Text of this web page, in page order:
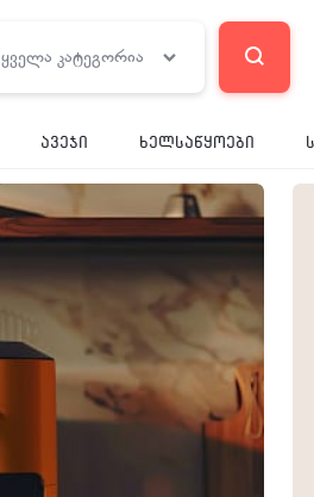
ყველა კატეგორია
ავეჯი ხელსაწყოები